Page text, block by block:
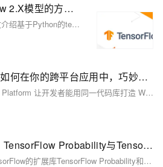
OpenCV读取tensorflow 2.X模型的方法：将SavedModel转为frozen graph
【2月更文挑战第22天】本文介绍基于Python的tensorflow库，将tensorflow与keras训练好的SavedModel格式神经网络模型转换为frozen graph格式，从而可以用OpenCV库在C++等其他语言中将其打开的方法~
Uno Platform大揭秘：如何在你的跨平台应用中，巧妙融入第三方库与服务，一键解锁无限可能，让应用功能飙升，用户体验爆棚！
【8月更文挑战第31天】Uno Platform 让开发者能用同一代码库打造 Windows、iOS、Android、macOS 甚至 Web 的多彩应用。本文介绍如何在 Uno Platform 中集成第三方库和服务，如 Mapbox 或 Google Maps 的 .NET SDK，以增强应用功能并提升用户体验。通过 NuGet 安装所需库，并在 XAML 页面中添加相应控件，即可实现地图等功能。尽管 Uno 平台减少了平台差异，但仍需关注版本兼容性和性能问题，确保应用在多平台上表现一致。掌握正确方法，让跨平台应用更出色。
TensorFlow的扩展库：TensorFlow Probability与TensorFlow Quantum
【4月更文挑战第17天】TensorFlow的扩展库TensorFlow Probability和TensorFlow Quantum开辟了机器学习和量子计算新纪元。TensorFlow Probability专注于概率推理和统计分析，集成深度学习，支持贝叶斯推断和变分推断，提供自动微分及丰富的概率模型工具。其Bijector组件允许复杂随机变量转换，增强建模能力。另一方面，TensorFlow Quantum结合量子计算与深度学习，处理量子数据，构建量子-经典混合模型，应用于化学模拟、量子控制等领域，内置量子计算基元和高性能模拟器。